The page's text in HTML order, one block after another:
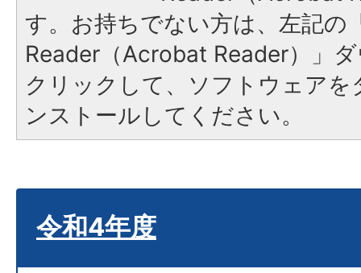
す。お持ちでない方は、左記の
Reader（Acrobat Reader）」
クリックして、ソフトウェア
ンストールしてください。
令和4年度